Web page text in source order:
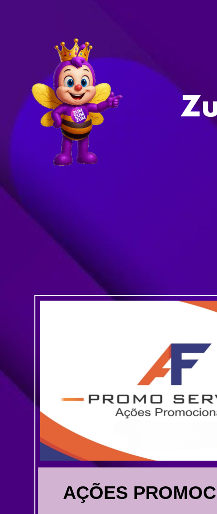
AÇÕES